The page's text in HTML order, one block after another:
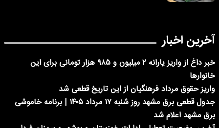
آخرین اخبار
خبر داغ از واریز یارانه ۲ میلیون و ۹۸۵ هزار تومانی برای این
خانوارها
واریز حقوق مرداد فرهنگیان از این تاریخ قطعی شد
جدول قطعی برق مشهد روز شنبه ۱۷ مرداد ۱۴۰۵ | برنامه خاموشی
برق مشهد اعلام شد